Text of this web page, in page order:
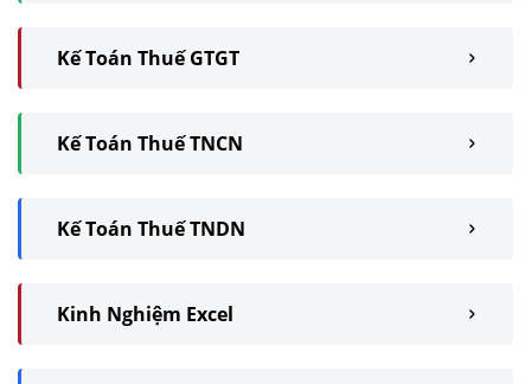
Kế Toán Thuế GTGT
Kế Toán Thuế TNCN
Kế Toán Thuế TNDN
Kinh Nghiệm Excel